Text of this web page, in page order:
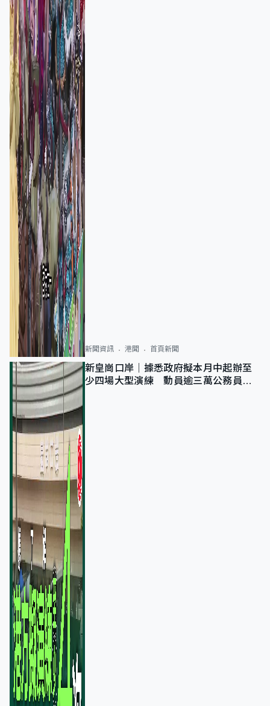
新聞資訊 港聞 首頁新聞
新皇崗口岸｜據悉政府擬本月中起辦至
少四場大型演練 動員逾三萬公務員人